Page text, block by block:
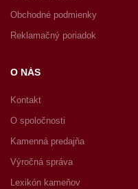
Obchodné podmienky
Reklamačný poriadok
O NÁS
Kontakt
O spoločnosti
Kamenná predajňa
Výročná správa
Lexikón kameňov